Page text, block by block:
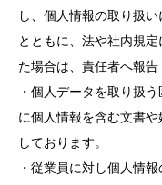
し、個人情報の取り扱
とともに、法や社内規
た場合は、責任者へ報告
・個人データを取り扱
に個人情報を含む文書
しております。
・従業員に対し個人情